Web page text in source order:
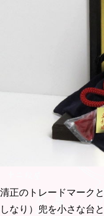
清正のトレードマーク
しなり）兜を小さな台